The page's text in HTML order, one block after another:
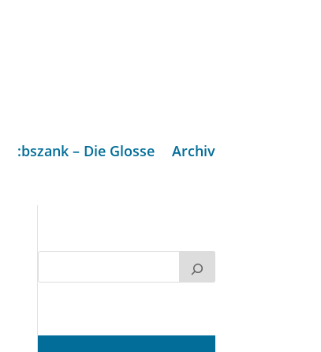
:bszank – Die Glosse Archiv